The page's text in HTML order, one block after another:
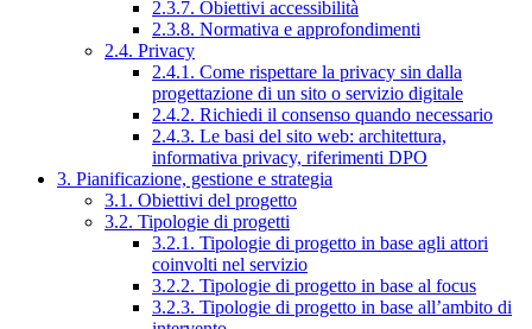
2.3.7. Obiettivi accessibilità
2.3.8. Normativa e approfondimenti
2.4. Privacy
2.4.1. Come rispettare la privacy sin dalla
progettazione di un sito o servizio digitale
2.4.2. Richiedi il consenso quando necessario
2.4.3. Le basi del sito web: architettura,
informativa privacy, riferimenti DPO
3. Pianificazione, gestione e strategia
3.1. Obiettivi del progetto
3.2. Tipologie di progetti
3.2.1. Tipologie di progetto in base agli attori
coinvolti nel servizio
3.2.2. Tipologie di progetto in base al focus
3.2.3. Tipologie di progetto in base all’ambito di